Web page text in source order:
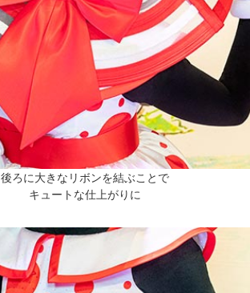
後ろに大きなリボンを結ぶことで
キュートな仕上がりに